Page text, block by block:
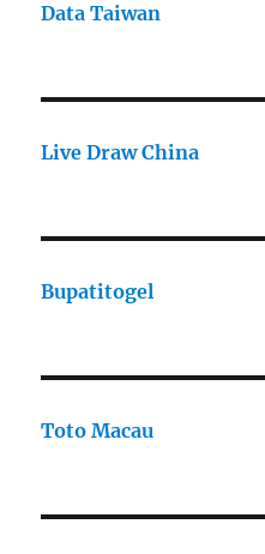
Data Taiwan
Live Draw China
Bupatitogel
Toto Macau